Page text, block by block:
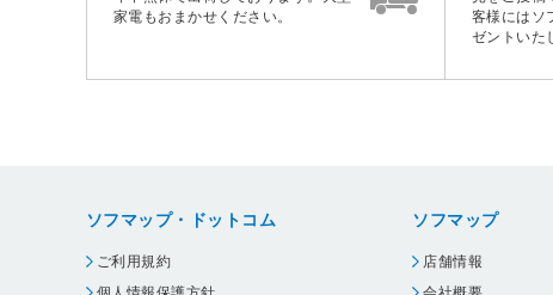
家電もおまかせください。
客様にはソ
ゼントいた
ソフマップ・ドットコム
ご利用規約
ソフマップ
店舗情報